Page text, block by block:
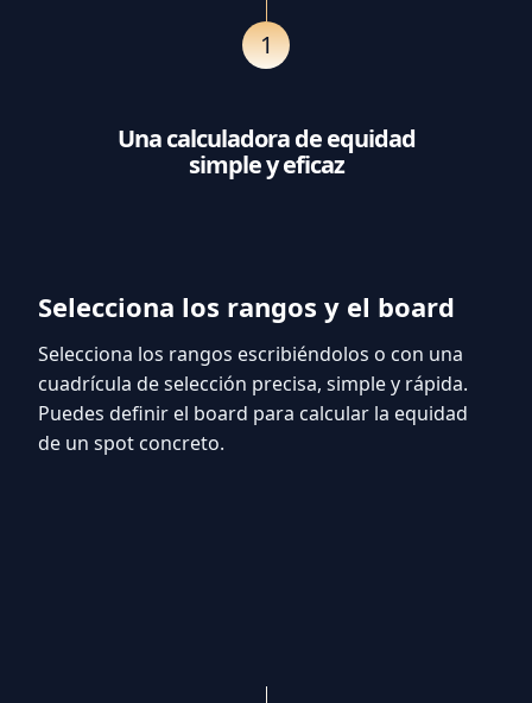
1
Una calculadora de equidad
simple y eficaz
Selecciona los rangos y el board
Selecciona los rangos escribiéndolos o con una
cuadrícula de selección precisa, simple y rápida.
Puedes definir el board para calcular la equidad
de un spot concreto.